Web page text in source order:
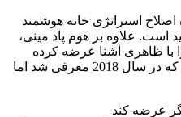
استراتژی خانه هوشمند
است. علاوه بر هوم پاد مینی،
با ظاهری آشنا عرضه کرده
است. به نظر می رسد مدلی باشد که در سال 2018 معرفی شد اما